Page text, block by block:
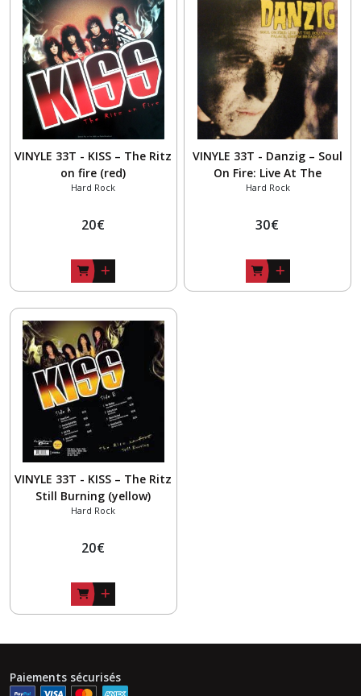
VINYLE 33T - KISS – The Ritz
on fire (red)
Hard Rock
20€
VINYLE 33T - Danzig – Soul
On Fire: Live At The
Hollywood Palace, 1989 FM
Hard Rock
30€
VINYLE 33T - KISS – The Ritz
Still Burning (yellow)
Hard Rock
20€
ROCK
ALTERNATIF
(31)
ROCK
/
GRUNGE
(3)
CLASSIC
ROCK
PROG
ROCK
(3)
GARAGE
-
SURF
-
60's
(20)
ROCK
(4)
Paiements sécurisés